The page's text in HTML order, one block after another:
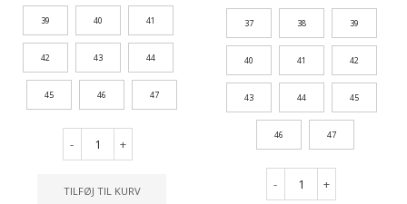
39 40 41
42 43 44
45 46 47
- +
TILFØJ TIL KURV
37 38 39
40 41 42
43 44 45
46 47
- +